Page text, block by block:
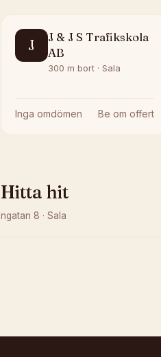
J
J & J S Trafikskola
AB
300 m bort · Sala
Inga omdömen Be om offert
Hitta hit
ngatan 8 · Sala